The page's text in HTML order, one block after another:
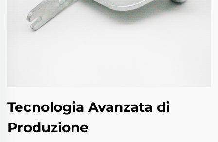
Tecnologia Avanzata di
Produzione